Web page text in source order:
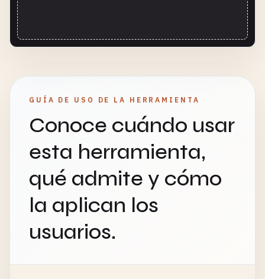
GUÍA DE USO DE LA HERRAMIENTA
Conoce cuándo usar
esta herramienta,
qué admite y cómo
la aplican los
usuarios.